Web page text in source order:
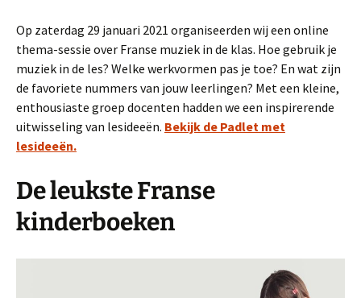
Op zaterdag 29 januari 2021 organiseerden wij een online
thema-sessie over Franse muziek in de klas. Hoe gebruik je
muziek in de les? Welke werkvormen pas je toe? En wat zijn
de favoriete nummers van jouw leerlingen? Met een kleine,
enthousiaste groep docenten hadden we een inspirerende
uitwisseling van lesideeën. Bekijk de Padlet met
lesideeën.
De leukste Franse
kinderboeken